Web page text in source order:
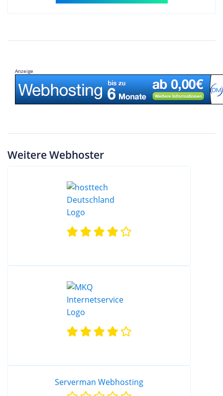
Anzeige
Weitere Webhoster
Serverman Webhosting